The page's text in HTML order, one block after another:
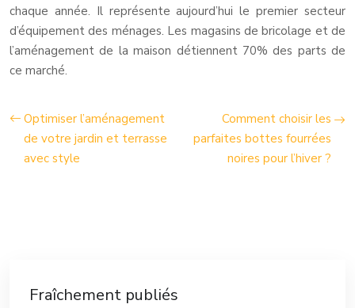
chaque année. Il représente aujourd’hui le premier secteur
d’équipement des ménages. Les magasins de bricolage et de
l’aménagement de la maison détiennent 70% des parts de
ce marché.
Optimiser l’aménagement
de votre jardin et terrasse
avec style
Comment choisir les
parfaites bottes fourrées
noires pour l’hiver ?
Fraîchement publiés